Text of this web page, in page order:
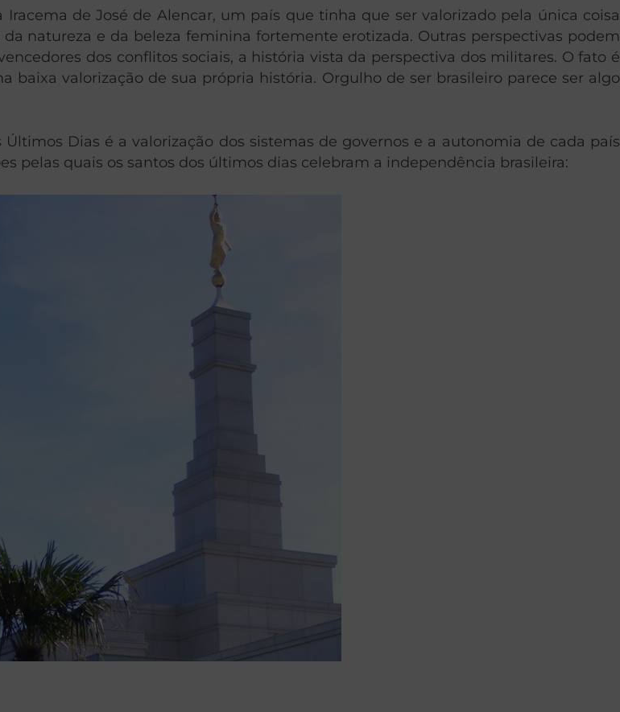
de José de Alencar, um país que tinha que ser valorizado pela única coisa
natureza e da beleza feminina fortemente erotizada. Outras perspectivas podem
dos conflitos sociais, a história vista da perspectiva dos militares. O fato é
valorização de sua própria história. Orgulho de ser brasileiro parece ser algo
Dias é a valorização dos sistemas de governos e a autonomia de cada país
pelas quais os santos dos últimos dias celebram a independência brasileira: